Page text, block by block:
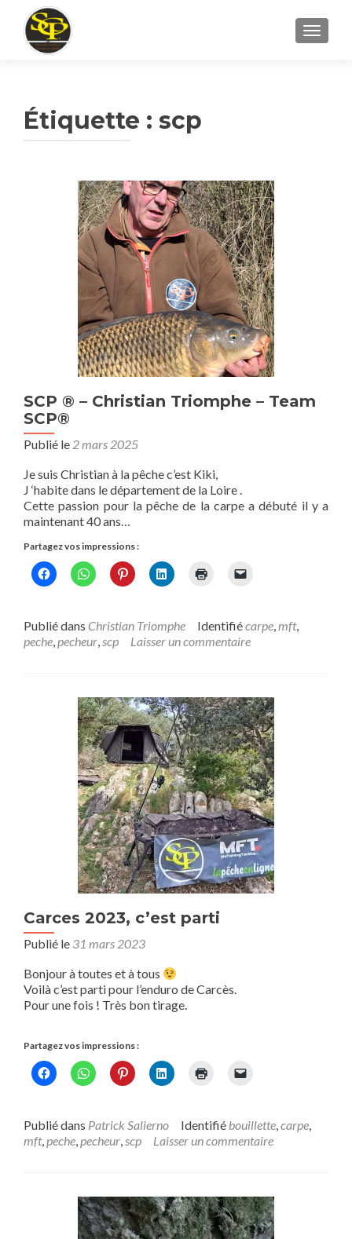
Étiquette : scp
SCP ® – Christian Triomphe – Team
SCP®
Publié le 2 mars 2025
Je suis Christian à la pêche c’est Kiki,
J ‘habite dans le département de la Loire .
Cette passion pour la pêche de la carpe a débuté il y a
maintenant 40 ans…
Partagez vos impressions :
Publié dans Christian Triomphe Identifiécarpe,mft,
peche,pecheur,scp Laisser un commentaire
Carces 2023, c’est parti
Publié le 31 mars 2023
Bonjour à toutes et à tous
Voilà c’est parti pour l’enduro de Carcès.
Pour une fois ! Très bon tirage.
Partagez vos impressions :
Publié dans Patrick Salierno Identifié bouillette,carpe,
mft,peche,pecheur,scp Laisser un commentaire
Navigation
articles